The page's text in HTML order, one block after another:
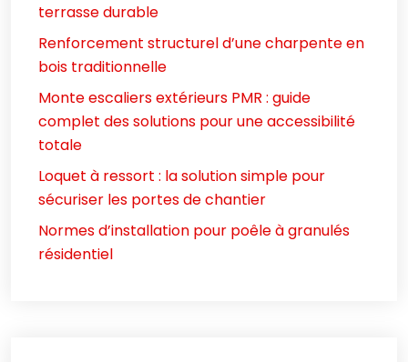
terrasse durable
Renforcement structurel d’une charpente en
bois traditionnelle
Monte escaliers extérieurs PMR : guide
complet des solutions pour une accessibilité
totale
Loquet à ressort : la solution simple pour
sécuriser les portes de chantier
Normes d’installation pour poêle à granulés
résidentiel